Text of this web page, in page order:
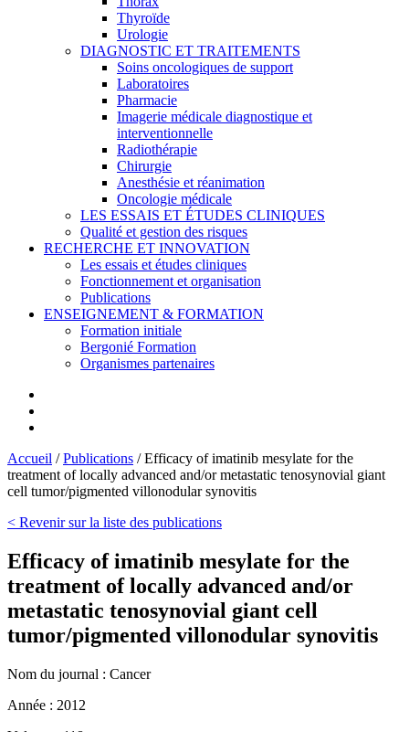
Thyroïde
Urologie
DIAGNOSTIC ET TRAITEMENTS
Soins oncologiques de support
Laboratoires
Pharmacie
Imagerie médicale diagnostique et
interventionnelle
Radiothérapie
Chirurgie
Anesthésie et réanimation
Oncologie médicale
LES ESSAIS ET ÉTUDES CLINIQUES
Qualité et gestion des risques
RECHERCHE ET INNOVATION
Les essais et études cliniques
Fonctionnement et organisation
Publications
ENSEIGNEMENT & FORMATION
Formation initiale
Bergonié Formation
Organismes partenaires
Accueil /Publications /Efficacy of imatinib mesylate for the
treatment of locally advanced and/or metastatic tenosynovial giant
cell tumor/pigmented villonodular synovitis
< Revenir sur la liste des publications
Efficacy of imatinib mesylate for the
treatment of locally advanced and/or
metastatic tenosynovial giant cell
tumor/pigmented villonodular synovitis
Nom du journal : Cancer
Année : 2012